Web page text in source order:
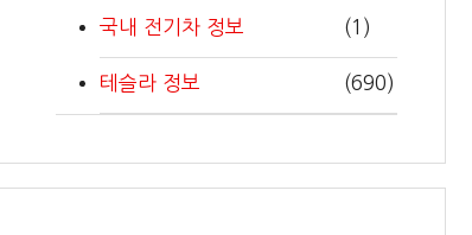
국내 전기차 정보 (1)
테슬라 정보 (690)